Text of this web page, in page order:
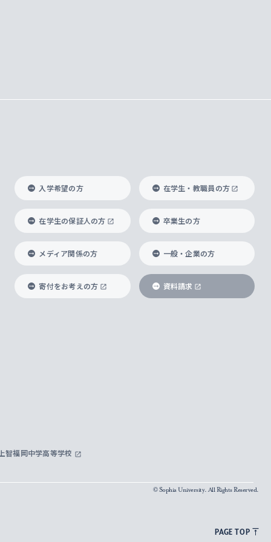
入学希望の方 在学生・教職員の方
在学生の保証人の方 卒業生の方
メディア関係の方 一般・企業の方
寄付をお考えの方 資料請求
智福岡中学高等学校
© Sophia University. All Rights Reserved.
PAGE TOP